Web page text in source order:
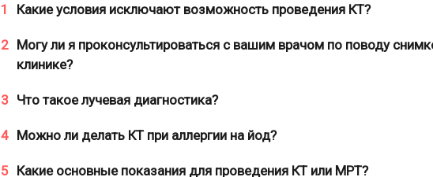
1 Какие условия исключают возможность проведения КТ?
2
Могу ли я проконсультироваться с вашим врачом по поводу
клинике?
3 Что такое лучевая диагностика?
4 Можно ли делать КТ при аллергии на йод?
5 Какие основные показания для проведения КТ или МРТ?